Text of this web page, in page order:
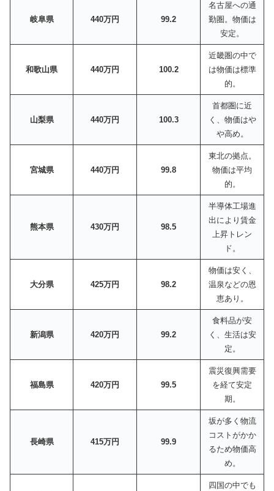
岐阜県 440万円 99.2
名古屋への通
勤圏。物価は
安定。
和歌山県 440万円 100.2
近畿圏の中で
は物価は標準
的。
山梨県 440万円 100.3
首都圏に近
く、物価はや
や高め。
宮城県 440万円 99.8
東北の拠点。
物価は平均
的。
熊本県 430万円 98.5
半導体工場進
出により賃金
上昇トレン
ド。
大分県 425万円 98.2
物価は安く、
温泉などの恩
恵あり。
新潟県 420万円 99.2
食料品が安
く、生活は安
定。
福島県 420万円 99.5
震災復興需要
を経て安定
期。
長崎県 415万円 99.9
坂が多く物流
コストがかか
るため物価高
め。
四国の中でも